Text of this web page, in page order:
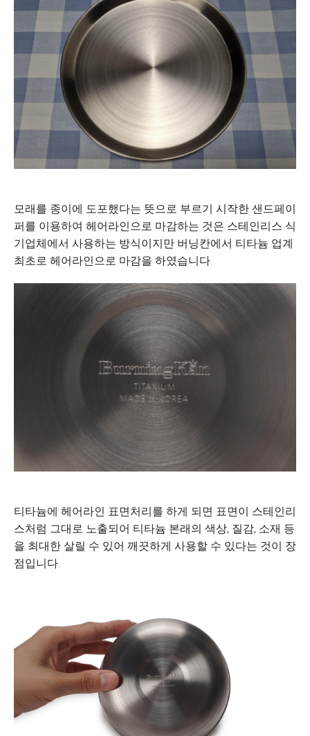
모래를 종이에 도포했다는 뜻으로 부르기 시작한 샌드페이
퍼를 이용하여 헤어라인으로 마감하는 것은 스테인리스 식
기업체에서 사용하는 방식이지만 버닝칸에서 티타늄 업계
최초로 헤어라인으로 마감을 하였습니다.
티타늄에 헤어라인 표면처리를 하게 되면 표면이 스테인리
스처럼 그대로 노출되어 티타늄 본래의 색상, 질감, 소재 등
을 최대한 살릴 수 있어 깨끗하게 사용할 수 있다는 것이 장
점입니다.